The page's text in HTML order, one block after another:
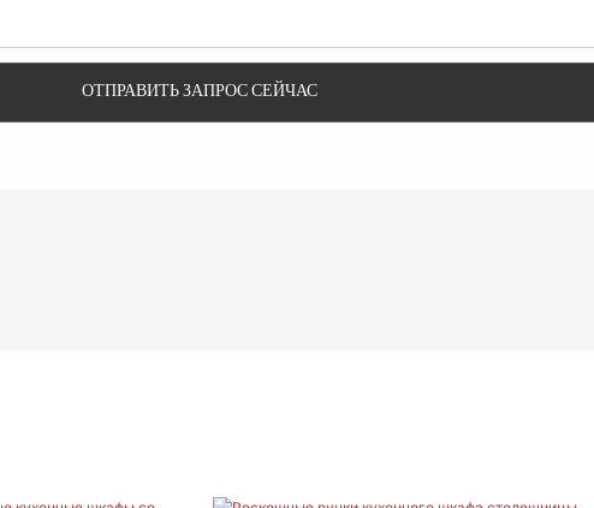
ОТПРАВИТЬ ЗАПРОС СЕЙЧАС